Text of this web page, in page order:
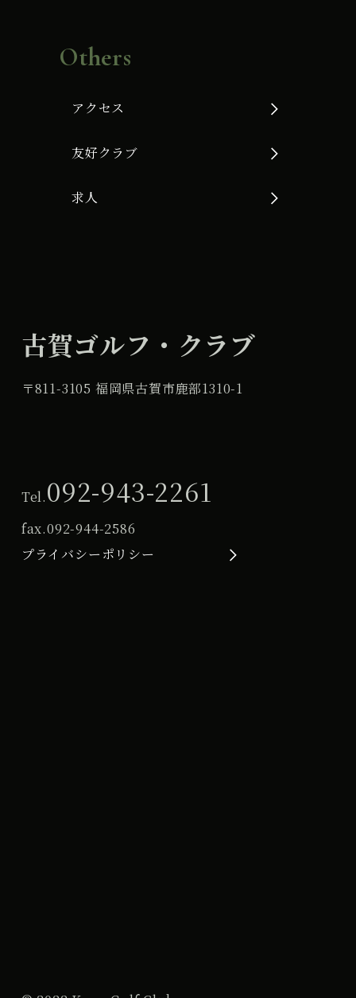
Others
アクセス
友好クラブ
求人
古賀ゴルフ・クラブ
〒811-3105 福岡県古賀市鹿部1310-1
Tel.092-943-2261
fax.092-944-2586
プライバシーポリシー